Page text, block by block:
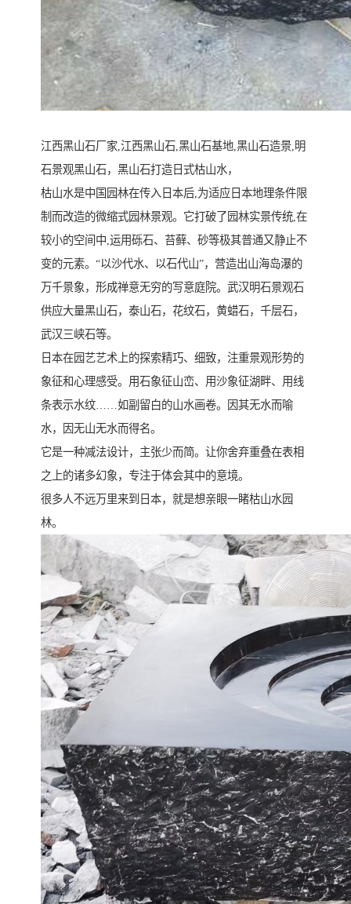
江西黑山石厂家,江西黑山石,黑山石基地,黑山石造景,明
石景观黑山石，黑山石打造日式枯山水，
枯山水是中国园林在传入日本后,为适应日本地理条件限
制而改造的微缩式园林景观。它打破了园林实景传统,在
较小的空间中,运用砾石、苔藓、砂等极其普通又静止不
变的元素。“以沙代水、以石代山”，营造出山海岛瀑的
万千景象，形成禅意无穷的写意庭院。武汉明石景观石
供应大量黑山石，泰山石，花纹石，黄蜡石，千层石，
武汉三峡石等。
日本在园艺艺术上的探索精巧、细致，注重景观形势的
象征和心理感受。用石象征山峦、用沙象征湖畔、用线
条表示水纹……如副留白的山水画卷。因其无水而喻
水，因无山无水而得名。
它是一种减法设计，主张少而简。让你舍弃重叠在表相
之上的诸多幻象，专注于体会其中的意境。
很多人不远万里来到日本，就是想亲眼一睹枯山水园
林。